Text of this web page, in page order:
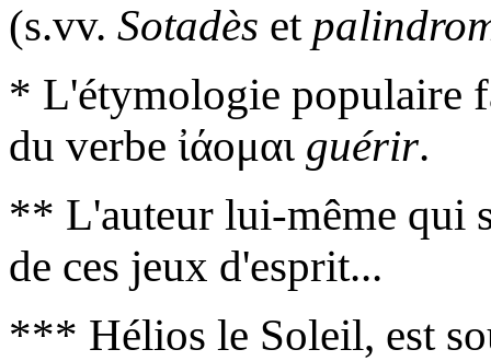
(s.vv. Sotadès et
* L'étymologie populaire
du verbe ἰάομαι guérir.
** L'auteur lui-même qui
de ces jeux d'esprit...
*** Hélios le Soleil, est